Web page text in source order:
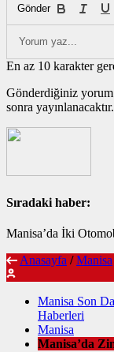
Gönder
En az 10 karakter
Gönderdiğiniz yorum
sonra yayınlanacaktır.
Sıradaki haber:
Manisa’da İki
Anasayfa / Manisa
Manisa Son
Haberleri
Manisa
Manisa’da